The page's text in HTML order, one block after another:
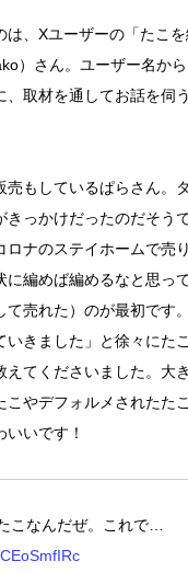
は、Xユーザーの「たこ
）さん。ユーザー名か
、取材を通してお話を伺
売もしているぱらさん。
きっかけだったのだそう
ロナのステイホームで売
に編めば編めるなと思っ
て売れた）のが最初です
いきました」と徐々にた
えてくださいました。大
やデフォルメされたた
いです！
こなんだぜ。これで…